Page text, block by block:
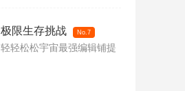
极限生存挑战 No.7
轻轻松松宇宙最强编辑铺提